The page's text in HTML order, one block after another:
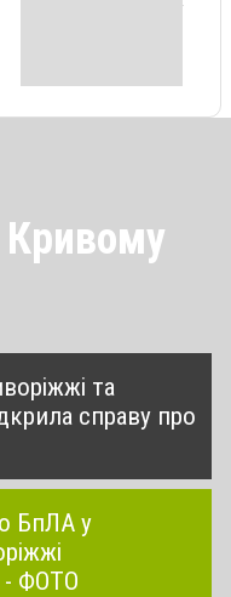
Кривому
та
справу про
БпЛА у
- ФОТО